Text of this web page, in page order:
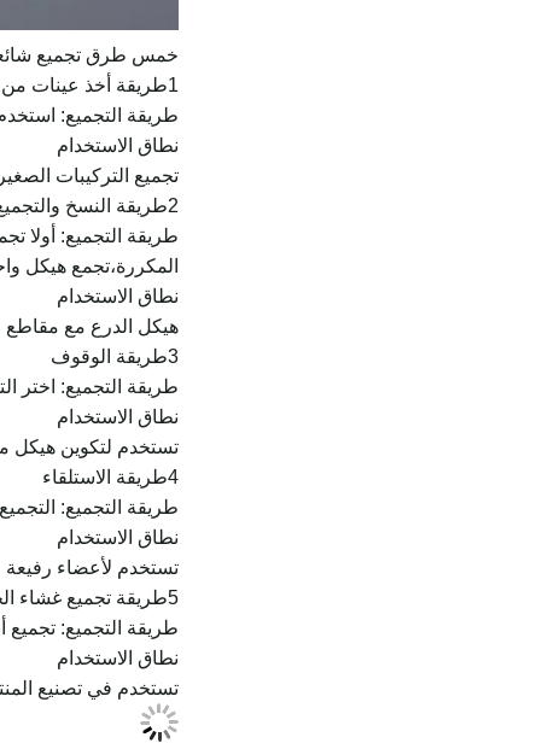
خمس طرق تجميع شائعة
1طريقة أخذ عينات من التربة
طريقة التجميع: استخدم نسبة 1: 1 لوضع المكونات الفعلية على منصة التجميع. ثم ، وفقا لموقف الأجزاء على العينة
نطاق الاستخدام
تجميع التركيبات
2طريقة النسخ والتجميع
طريقة التجميع: أولا
المكررة،تجمع هيكل
نطاق الاستخدام
هيكل الدرع مع مقاطع
3طريقة الوقوف
طريقة التجميع: اختر
نطاق الاستخدام
تستخدم لتكوين هيكل
4طريقة الاستلقاء
طريقة التجميع:
نطاق الاستخدام
تستخدم لأعضاء
5طريقة تجميع غشاء الجنين
طريقة التجميع:
نطاق الاستخدام
تستخدم في تصنيع